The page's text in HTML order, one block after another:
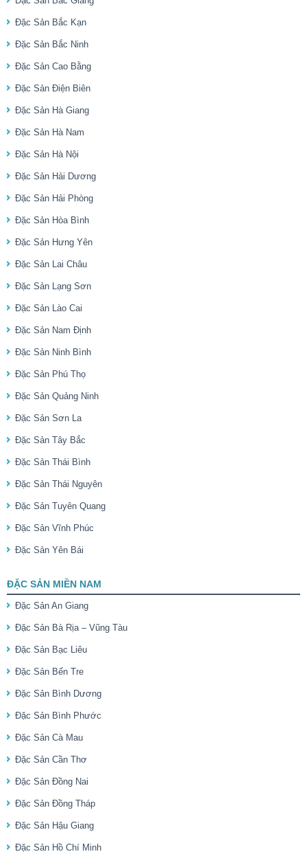
Đặc Sản Bắc Kạn
Đặc Sản Bắc Ninh
Đặc Sản Cao Bằng
Đặc Sản Điện Biên
Đặc Sản Hà Giang
Đặc Sản Hà Nam
Đặc Sản Hà Nội
Đặc Sản Hải Dương
Đặc Sản Hải Phòng
Đặc Sản Hòa Bình
Đặc Sản Hưng Yên
Đặc Sản Lai Châu
Đặc Sản Lạng Sơn
Đặc Sản Lào Cai
Đặc Sản Nam Định
Đặc Sản Ninh Bình
Đặc Sản Phú Thọ
Đặc Sản Quảng Ninh
Đặc Sản Sơn La
Đặc Sản Tây Bắc
Đặc Sản Thái Bình
Đặc Sản Thái Nguyên
Đặc Sản Tuyên Quang
Đặc Sản Vĩnh Phúc
Đặc Sản Yên Bái
ĐẶC SẢN MIỀN NAM
Đặc Sản An Giang
Đặc Sản Bà Rịa – Vũng Tàu
Đặc Sản Bạc Liêu
Đặc Sản Bến Tre
Đặc Sản Bình Dương
Đặc Sản Bình Phước
Đặc Sản Cà Mau
Đặc Sản Cần Thơ
Đặc Sản Đồng Nai
Đặc Sản Đồng Tháp
Đặc Sản Hậu Giang
Đặc Sản Hồ Chí Minh